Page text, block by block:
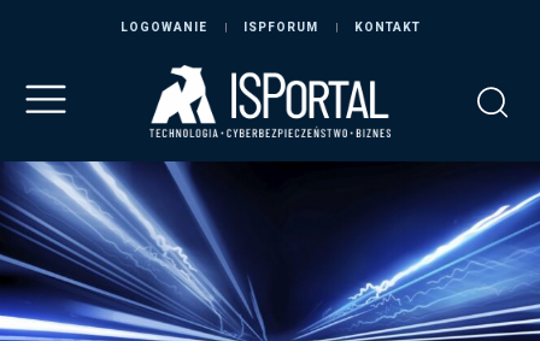
LOGOWANIE ISPFORUM KONTAKT